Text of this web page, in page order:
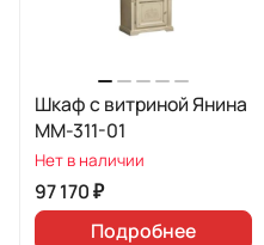
Шкаф с витриной Янина
ММ-311-01
Нет в наличии
97 170 ₽
Подробнее